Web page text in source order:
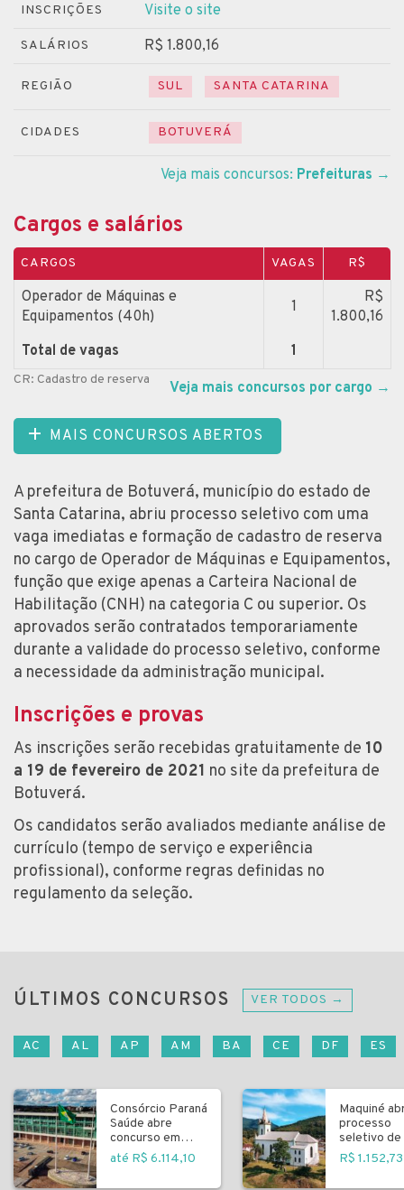
INSCRIÇÕES Visite o site
SALÁRIOS R$ 1.800,16
REGIÃO SUL SANTA CATARINA
CIDADES BOTUVERÁ
Veja mais concursos: Prefeituras →
Cargos e salários
CARGOS VAGAS R$
Operador de Máquinas e
Equipamentos (40h)
1
R$
1.800,16
Total de vagas
1
CR: Cadastro de reserva Veja mais concursos por cargo →
MAIS CONCURSOS ABERTOS
A prefeitura de Botuverá, município do estado de
Santa Catarina, abriu processo seletivo com uma
vaga imediatas e formação de cadastro de reserva
no cargo de Operador de Máquinas e Equipamentos,
função que exige apenas a Carteira Nacional de
Habilitação (CNH) na categoria C ou superior. Os
aprovados serão contratados temporariamente
durante a validade do processo seletivo, conforme
a necessidade da administração municipal.
Inscrições e provas
As inscrições serão recebidas gratuitamente de 10
a 19 de fevereiro de 2021 no site da prefeitura de
Botuverá.
Os candidatos serão avaliados mediante análise de
currículo (tempo de serviço e experiência
profissional), conforme regras definidas no
regulamento da seleção.
ÚLTIMOS CONCURSOS VER TODOS →
AC AL AP AM BA CE DF ES
Consórcio Paraná
Saúde abre
concurso em
Curitiba
até R$ 6.114,10
Maquiné
processo
seletivo de
R$ 1.152,73